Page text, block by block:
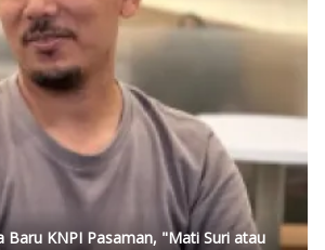
Baru KNPI Pasaman, "Mati Suri atau